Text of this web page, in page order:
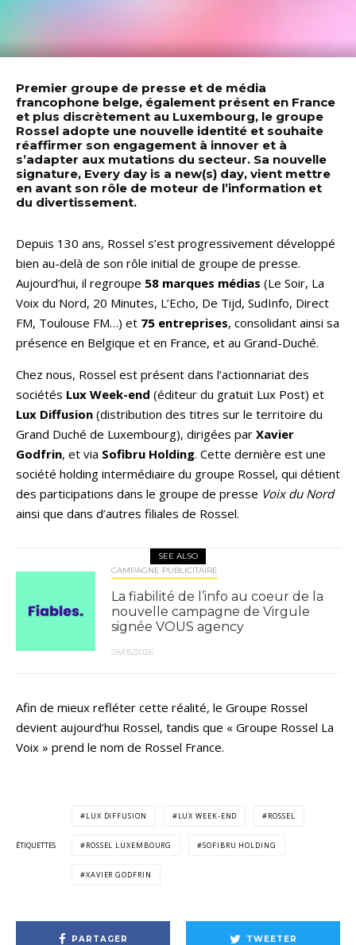
Premier groupe de presse et de média
francophone belge, également présent en France
et plus discrètement au Luxembourg, le groupe
Rossel adopte une nouvelle identité et souhaite
réaffirmer son engagement à innover et à
s’adapter aux mutations du secteur. Sa nouvelle
signature, Every day is a new(s) day, vient mettre
en avant son rôle de moteur de l’information et
du divertissement.
Depuis 130 ans, Rossel s’est progressivement développé
bien au-delà de son rôle initial de groupe de presse.
Aujourd’hui, il regroupe 58 marques médias (Le Soir, La
Voix du Nord, 20 Minutes, L’Echo, De Tijd, SudInfo, Direct
FM, Toulouse FM…) et 75 entreprises, consolidant ainsi sa
présence en Belgique et en France, et au Grand-Duché.
Chez nous, Rossel est présent dans l’actionnariat des
sociétés Lux Week-end (éditeur du gratuit Lux Post) et
Lux Diffusion (distribution des titres sur le territoire du
Grand Duché de Luxembourg), dirigées par Xavier
Godfrin, et via Sofibru Holding. Cette dernière est une
société holding intermédiaire du groupe Rossel, qui détient
des participations dans le groupe de presse Voix du Nord
ainsi que dans d’autres filiales de Rossel.
SEE ALSO
CAMPAGNE PUBLICITAIRE
La fiabilité de l’info au coeur de la
nouvelle campagne de Virgule
signée VOUS agency
28/05/2026
Afin de mieux refléter cette réalité, le Groupe Rossel
devient aujourd’hui Rossel, tandis que « Groupe Rossel La
Voix » prend le nom de Rossel France.
ÉTIQUETTES
LUX DIFFUSION LUX WEEK-END ROSSEL
ROSSEL LUXEMBOURG SOFIBRU HOLDING
XAVIER GODFRIN
PARTAGER TWEETER